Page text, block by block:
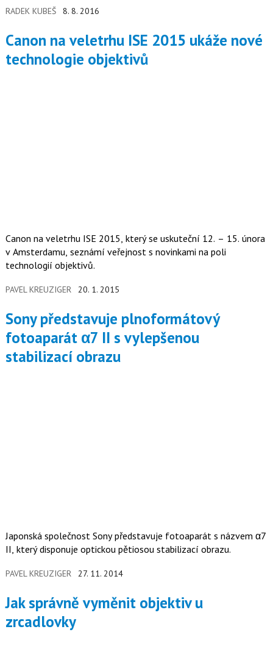
RADEK KUBEŠ 8. 8. 2016
Canon na veletrhu ISE 2015 ukáže nové
technologie objektivů
Canon na veletrhu ISE 2015, který se uskuteční 12. – 15. února
v Amsterdamu, seznámí veřejnost s novinkami na poli
technologií objektivů.
PAVEL KREUZIGER 20. 1. 2015
Sony představuje plnoformátový
fotoaparát α7 II s vylepšenou
stabilizací obrazu
Japonská společnost Sony představuje fotoaparát s názvem α7
II, který disponuje optickou pětiosou stabilizací obrazu.
PAVEL KREUZIGER 27. 11. 2014
Jak správně vyměnit objektiv u
zrcadlovky